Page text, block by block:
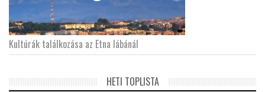
Kultúrák találkozása az Etna lábánál
HETI TOPLISTA